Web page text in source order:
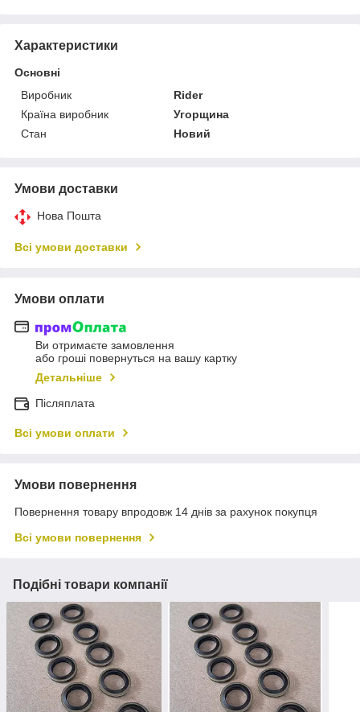
Характеристики
Основні
Виробник
Rider
Країна виробник
Угорщина
Стан
Новий
Умови доставки
Нова Пошта
Всі умови доставки
Умови оплати
Ви отримаєте замовлення
або гроші повернуться на вашу картку
Детальніше
Післяплата
Всі умови оплати
Умови повернення
Повернення товару впродовж 14 днів за рахунок покупця
Всі умови повернення
Подібні товари компанії